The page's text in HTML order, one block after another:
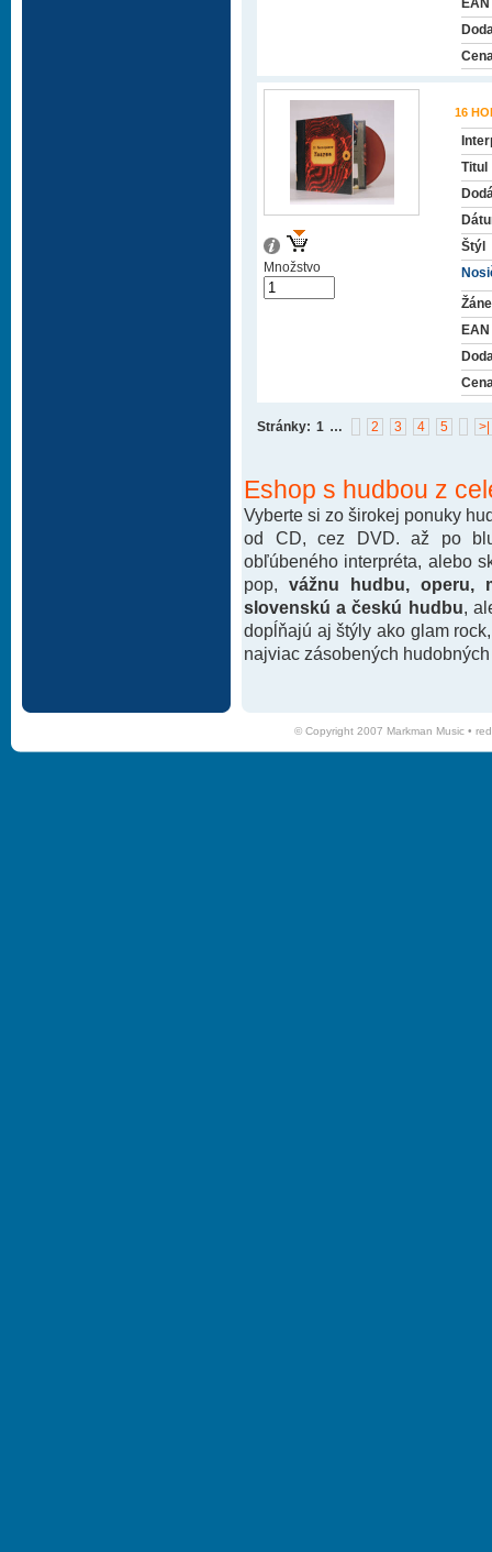
EAN
16
Titul
Štýl
EAN
Množstvo
Stránky: 1 2 3 4 5
… >|
Eshop s hudbou z
Vyberte si zo širokej ponuky
od CD, cez DVD. až po
obľúbeného interpréta, alebo
pop, vážnu hudbu, operu,
slovenskú a českú hudbu ,
dopĺňajú aj štýly ako glam
najviac zásobených
© Copyright 2007 Markman Music •